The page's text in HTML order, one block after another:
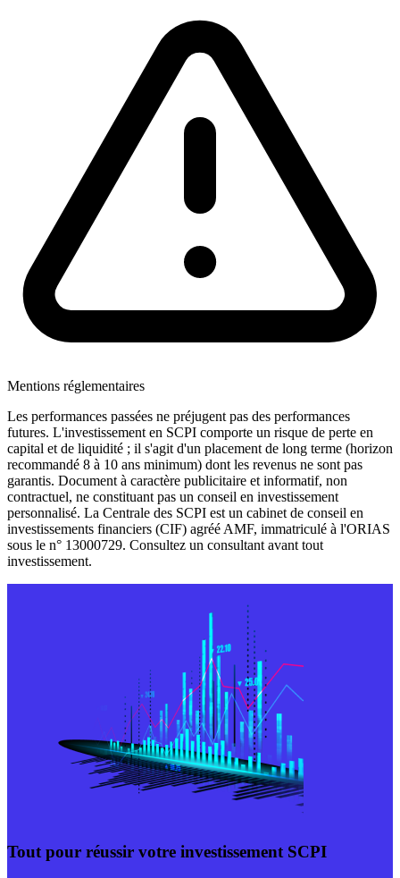
Mentions réglementaires
Les performances passées ne préjugent pas des performances
futures. L'investissement en SCPI comporte un risque de perte en
capital et de liquidité ; il s'agit d'un placement de long terme (horizon
recommandé 8 à 10 ans minimum) dont les revenus ne sont pas
garantis. Document à caractère publicitaire et informatif, non
contractuel, ne constituant pas un conseil en investissement
personnalisé. La Centrale des SCPI est un cabinet de conseil en
investissements financiers (CIF) agréé AMF, immatriculé à l'ORIAS
sous le n° 13000729. Consultez un consultant avant tout
investissement.
Tout pour réussir votre investissement SCPI